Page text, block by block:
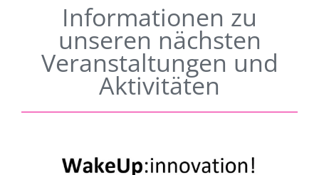
Informationen zu
unseren nächsten
Veranstaltungen und
Aktivitäten